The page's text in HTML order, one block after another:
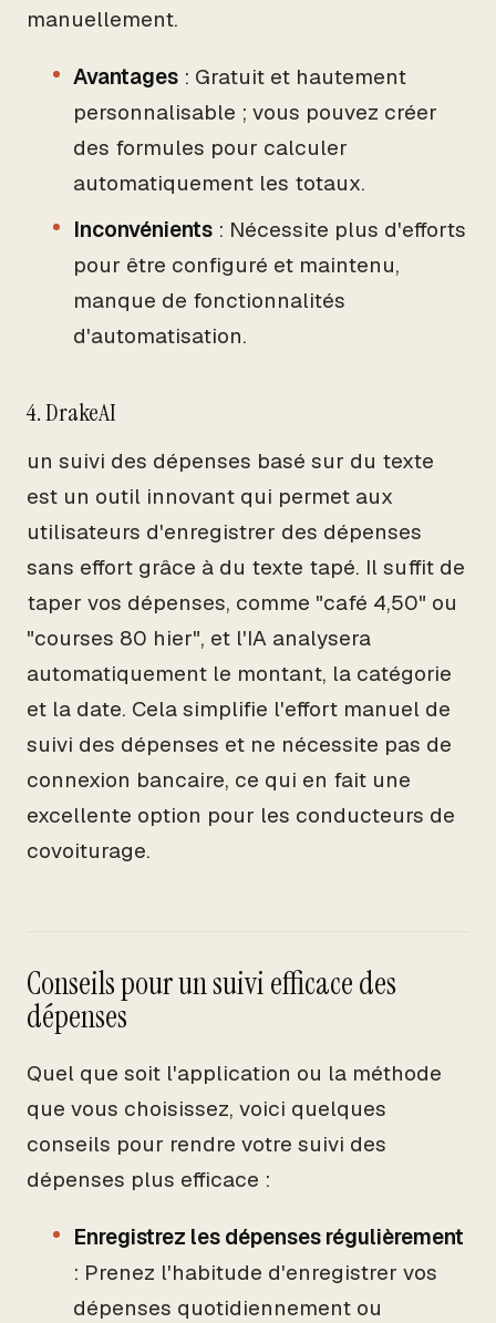
manuellement.
Avantages : Gratuit et hautement
personnalisable ; vous pouvez créer
des formules pour calculer
automatiquement les totaux.
Inconvénients : Nécessite plus d'efforts
pour être configuré et maintenu,
manque de fonctionnalités
d'automatisation.
4. DrakeAI
un suivi des dépenses basé sur du texte
est un outil innovant qui permet aux
utilisateurs d'enregistrer des dépenses
sans effort grâce à du texte tapé. Il suffit de
taper vos dépenses, comme "café 4,50" ou
"courses 80 hier", et l'IA analysera
automatiquement le montant, la catégorie
et la date. Cela simplifie l'effort manuel de
suivi des dépenses et ne nécessite pas de
connexion bancaire, ce qui en fait une
excellente option pour les conducteurs de
covoiturage.
Conseils pour un suivi efficace des
dépenses
Quel que soit l'application ou la méthode
que vous choisissez, voici quelques
conseils pour rendre votre suivi des
dépenses plus efficace :
Enregistrez les dépenses régulièrement
: Prenez l'habitude d'enregistrer vos
dépenses quotidiennement ou